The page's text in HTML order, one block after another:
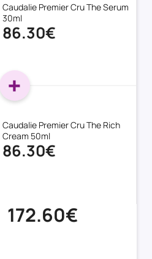
Caudalie Premier Cru The Serum
30ml
86.30€
Caudalie Premier Cru The Rich
Cream 50ml
86.30€
172.60€